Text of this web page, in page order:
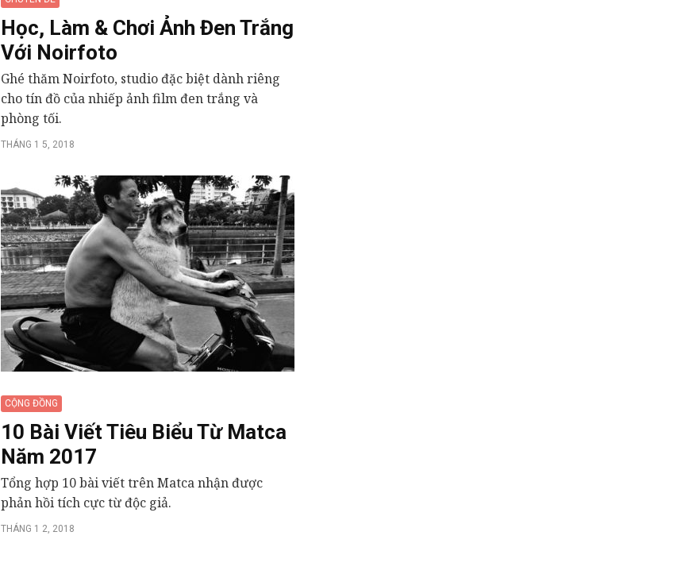
Học, Làm & Chơi Ảnh Đen Trắng
Với Noirfoto
Ghé thăm Noirfoto, studio đặc biệt dành riêng
cho tín đồ của nhiếp ảnh film đen trắng và
phòng tối.
THÁNG 1 5, 2018
CỘNG ĐỒNG
10 Bài Viết Tiêu Biểu Từ Matca
Năm 2017
Tổng hợp 10 bài viết trên Matca nhận được
phản hồi tích cực từ độc giả.
THÁNG 1 2, 2018